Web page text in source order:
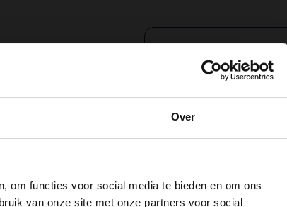
Over
om functies voor social media te bieden en om ons
van onze site met onze partners voor social
Rijoptimalisatie met
Offerte